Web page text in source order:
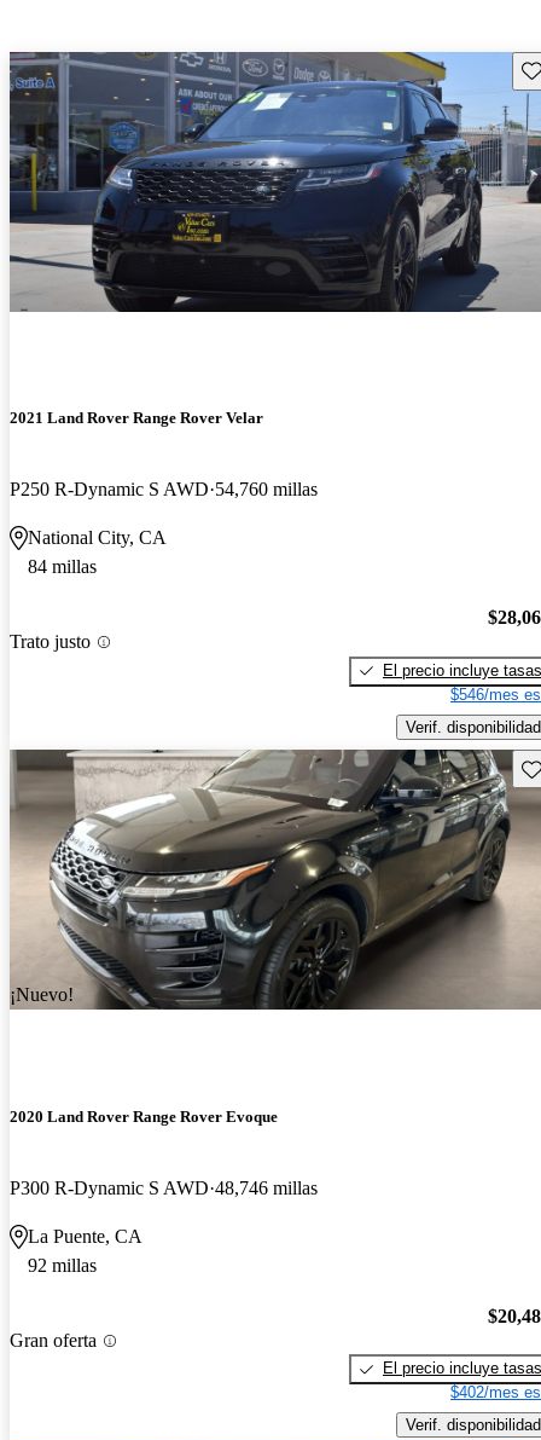
2021 Land Rover Range Rover Velar
P250 R-Dynamic S AWD 54,760 millas
National City, CA
84 millas
Trato justo
El precio incluye tasas
$546/mes
Verif. disponibilidad
¡Nuevo!
2020 Land Rover Range Rover Evoque
P300 R-Dynamic S AWD 48,746 millas
La Puente, CA
92 millas
Gran oferta
El precio incluye tasas
$402/mes
Verif. disponibilidad